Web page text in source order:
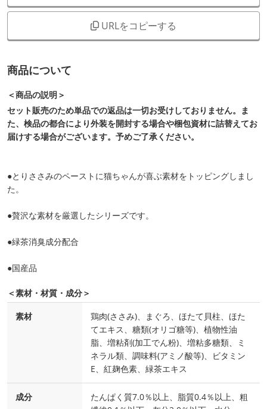
URLをコピーする
商品について
＜商品の説明＞
セット販売のため単品での返品は一切お受けしておりません。ま
た、検品の都合により外装を開封する場合や梱包資材に詰替えてお
届けする場合がございます。予めご了承ください。
●とりささみのペーストに猫ちゃんが喜ぶ素材をトッピングしまし
た。
●贅沢な素材を厳選したシリーズです。
●緑茶消臭成分配合
●国産品
＜素材・材質・成分＞
素材
鶏肉(ささみ)、まぐろ、ほたて貝柱、ほた
てエキス、糖類(オリゴ糖等)、植物性油
脂、増粘剤(加工でん粉)、増粘多糖類、ミ
ネラル類、調味料(アミノ酸等)、ビタミン
E、紅麹色素、緑茶エキス
成分
たんぱく質7.0％以上、脂質0.4％以上、粗